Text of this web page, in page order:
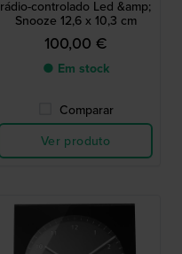
rádio-controlado Led &amp;
Snooze 12,6 x 10,3 cm
100,00 €
● Em stock
Comparar
Ver produto